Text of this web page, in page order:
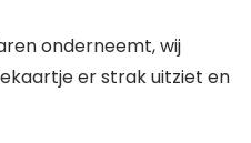
onderneemt, wij
er strak uitziet en